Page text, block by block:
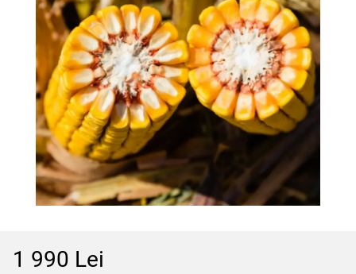
1 990 Lei